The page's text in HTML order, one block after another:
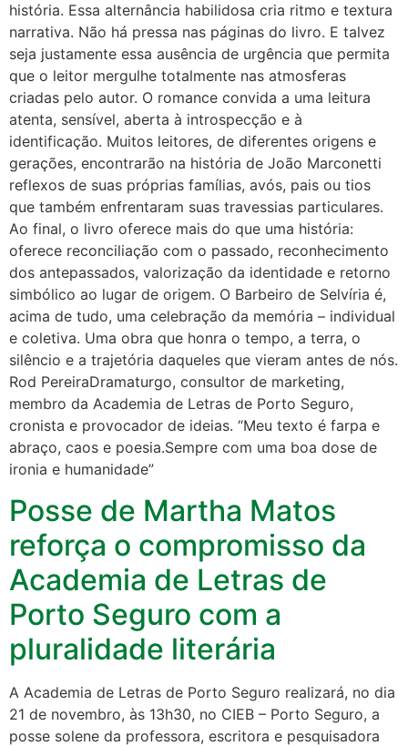
história. Essa alternância habilidosa cria ritmo e textura
narrativa. Não há pressa nas páginas do livro. E talvez
seja justamente essa ausência de urgência que permita
que o leitor mergulhe totalmente nas atmosferas
criadas pelo autor. O romance convida a uma leitura
atenta, sensível, aberta à introspecção e à
identificação. Muitos leitores, de diferentes origens e
gerações, encontrarão na história de João Marconetti
reflexos de suas próprias famílias, avós, pais ou tios
que também enfrentaram suas travessias particulares.
Ao final, o livro oferece mais do que uma história:
oferece reconciliação com o passado, reconhecimento
dos antepassados, valorização da identidade e retorno
simbólico ao lugar de origem. O Barbeiro de Selvíria é,
acima de tudo, uma celebração da memória – individual
e coletiva. Uma obra que honra o tempo, a terra, o
silêncio e a trajetória daqueles que vieram antes de nós.
Rod PereiraDramaturgo, consultor de marketing,
membro da Academia de Letras de Porto Seguro,
cronista e provocador de ideias. “Meu texto é farpa e
abraço, caos e poesia.Sempre com uma boa dose de
ironia e humanidade”
Posse de Martha Matos
reforça o compromisso da
Academia de Letras de
Porto Seguro com a
pluralidade literária
A Academia de Letras de Porto Seguro realizará, no dia
21 de novembro, às 13h30, no CIEB – Porto Seguro, a
posse solene da professora, escritora e pesquisadora